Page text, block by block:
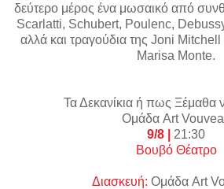
δεύτερο μέρος ένα μωσαικό από
Scarlatti, Schubert, Poulenc,
αλλά και τραγούδια της Joni Mitchell
Marisa Monte.
Τα Δεκανίκια ή πως Ξέμαθα
Ομάδα Art
9/8 | 21:30
Βουβό Θέατρο
Διασκευή: Ομάδα Art